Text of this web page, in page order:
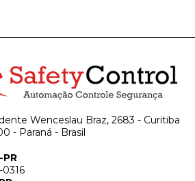
Wenceslau Braz, 2683 - Curitiba
- Paraná - Brasil
0316